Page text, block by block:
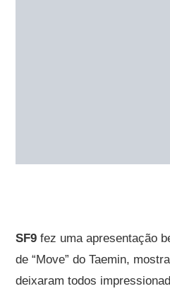
SF9 fez uma apresentação
de “Move” do Taemin,
deixaram todos